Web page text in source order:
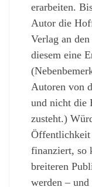
erarbeiten.
Autor die
Verlag an
diesem eine
Autoren von
und nicht die
zusteht.)
finanziert, so
breiteren
werden –